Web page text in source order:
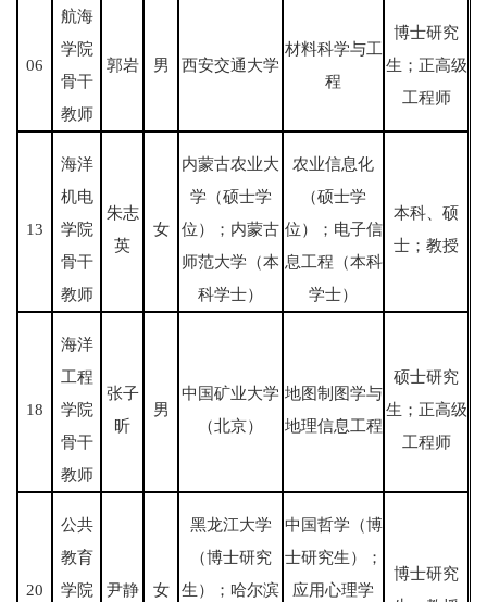
06
航海
学院
骨干
教师
郭岩 男 西安交通大学
材料科学与工
程
博士研究
生；正高级
工程师
13
海洋
机电
学院
骨干
教师
朱志
英
女
内蒙古农业大
学（硕士学
位）；内蒙古
师范大学（本
科学士）
农业信息化
（硕士学
位）；电子信
息工程（本科
学士）
本科、硕
士；教授
18
海洋
工程
学院
骨干
教师
张子
昕
男
中国矿业大学
（北京）
地图制图学与
地理信息工程
硕士研究
生；正高级
工程师
20
公共
教育
学院
尹静 女
黑龙江大学
（博士研究
生）；哈尔滨
中国哲学（博
士研究生）；
应用心理学
博士研究